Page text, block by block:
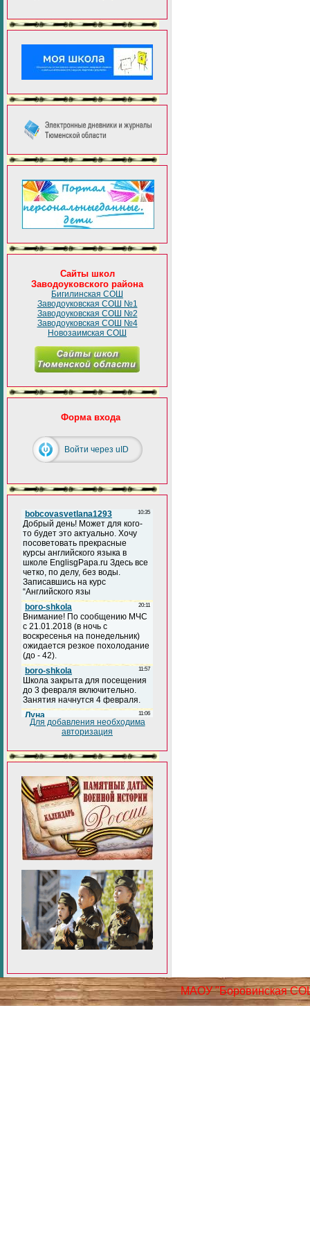
Сайты школ
Заводоуковского района
Бигилинская СОШ
Заводоуковская СОШ №1
Заводоуковская СОШ №2
Заводоуковская СОШ №4
Новозаимская СОШ
Форма входа
Войти через uID
Для добавления необходима
авторизация
МАОУ "Боровинская